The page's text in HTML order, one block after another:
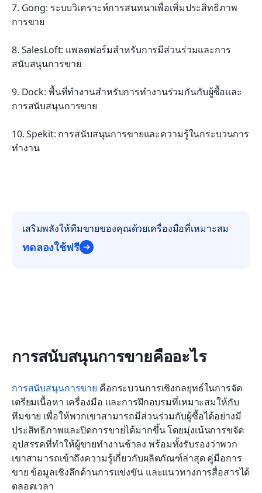
7. Gong: ระบบวิเคราะห์การสนทนาเพื่อเพิ่มประสิทธิภาพ
การขาย
8. SalesLoft: แพลตฟอร์มสำหรับการมีส่วนร่วมและการ
สนับสนุนการขาย
9. Dock: พื้นที่ทำงานสำหรับการทำงานร่วมกันกับผู้ซื้อและ
การสนับสนุนการขาย
10. Spekit: การสนับสนุนการขายและความรู้ในกระบวนการ
ทำงาน
เสริมพลังให้ทีมขายของคุณด้วยเครื่องมือที่เหมาะสม
ทดลองใช้ฟรี
การสนับสนุนการขายคืออะไร
การสนับสนุนการขาย คือกระบวนการเชิงกลยุทธ์ในการจัด
เตรียมเนื้อหา เครื่องมือ และการฝึกอบรมที่เหมาะสมให้กับ
ทีมขาย เพื่อให้พวกเขาสามารถมีส่วนร่วมกับผู้ซื้อได้อย่างมี
ประสิทธิภาพและปิดการขายได้มากขึ้น โดยมุ่งเน้นการขจัด
อุปสรรคที่ทำให้ผู้ขายทำงานช้าลง พร้อมทั้งรับรองว่าพวก
เขาสามารถเข้าถึงความรู้เกี่ยวกับผลิตภัณฑ์ล่าสุด คู่มือการ
ขาย ข้อมูลเชิงลึกด้านการแข่งขัน และแนวทางการสื่อสารได้
ตลอดเวลา